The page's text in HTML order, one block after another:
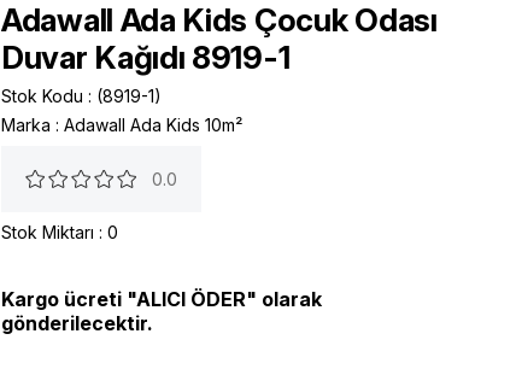
Adawall Ada Kids Çocuk Odası
Duvar Kağıdı 8919-1
Stok Kodu
(8919-1)
Marka : Adawall Ada Kids 10m²
0.0
Stok Miktarı : 0
Kargo ücreti "ALICI ÖDER" olarak
gönderilecektir.